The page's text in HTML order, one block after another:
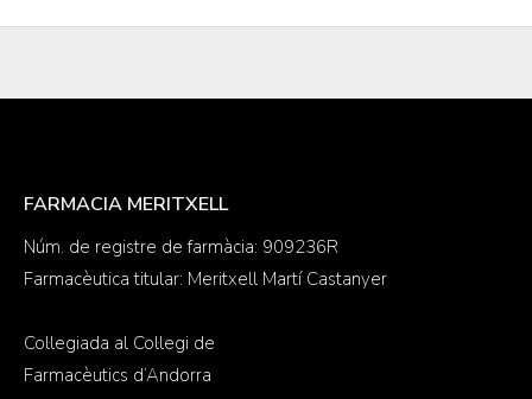
FARMACIA MERITXELL
Núm. de registre de farmàcia: 909236R
Farmacèutica titular: Meritxell Martí Castanyer
Col·legiada al Col·legi de
Farmacèutics d’Andorra